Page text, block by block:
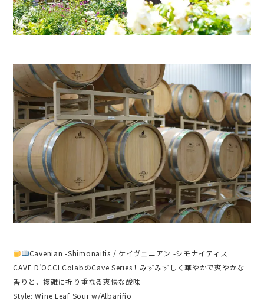
Cavenian -Shimonaitis / ケイヴェニアン -シモナイティス
CAVE D’OCCI ColabのCave Series！みずみずしく華やかで爽やかな
香りと、複雑に折り重なる爽快な酸味
Style: Wine Leaf Sour w/Albariño